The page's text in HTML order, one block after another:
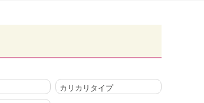
カリカリタイプ